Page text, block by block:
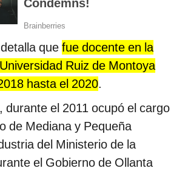
que fue docente en la
Ruiz de Montoya
hasta el 2020.
durante el 2011 ocupó el cargo
de Mediana y Pequeña
del Ministerio de la
el Gobierno de Ollanta